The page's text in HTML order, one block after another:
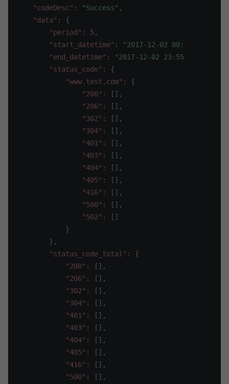
"codeDesc" : "Success" ,
"data" :
{
"period" : 5 ,
"start_datetime" : "2017-12-02 00:00:00"
"end_datetime" : "2017-12-02 23:55:00"
"status_code" :
{
"www.test.com" :
{
"200" : [ ] ,
"206" : [ ] ,
"302" : [ ] ,
"304" : [ ] ,
"401" : [ ] ,
"403" : [ ] ,
"404" : [ ] ,
"405" : [ ] ,
"416" : [ ] ,
"500" : [ ] ,
"502" : [ ]
}
} ,
"status_code_total" :
{
"200" : [ ] ,
"206" : [ ] ,
"302" : [ ] ,
"304" : [ ] ,
"401" : [ ] ,
"403" : [ ] ,
"404" : [ ] ,
"405" : [ ] ,
"416" : [ ] ,
"500" : [ ] ,